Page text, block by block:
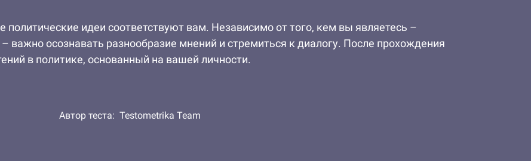
политические идеи соответствуют вам. Независимо от того, кем вы являетесь –
важно осознавать разнообразие мнений и стремиться к диалогу. После прохождения
в политике, основанный на вашей личности.
Автор теста: Testometrika Team